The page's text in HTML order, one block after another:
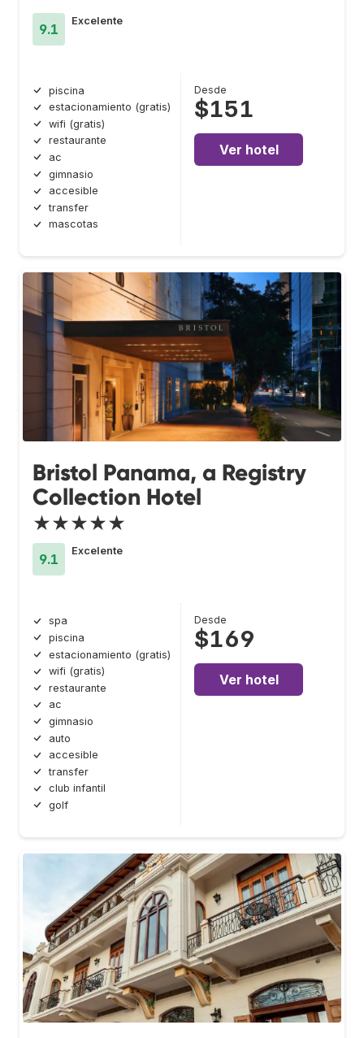
9.1
Excelente
piscina
estacionamiento (gratis)
wifi (gratis)
restaurante
ac
gimnasio
accesible
transfer
mascotas
Desde
$151
Ver hotel
Bristol Panama, a Registry
Collection Hotel
★★★★★
9.1
Excelente
spa
piscina
estacionamiento (gratis)
wifi (gratis)
restaurante
ac
gimnasio
auto
accesible
transfer
club infantil
golf
Desde
$169
Ver hotel